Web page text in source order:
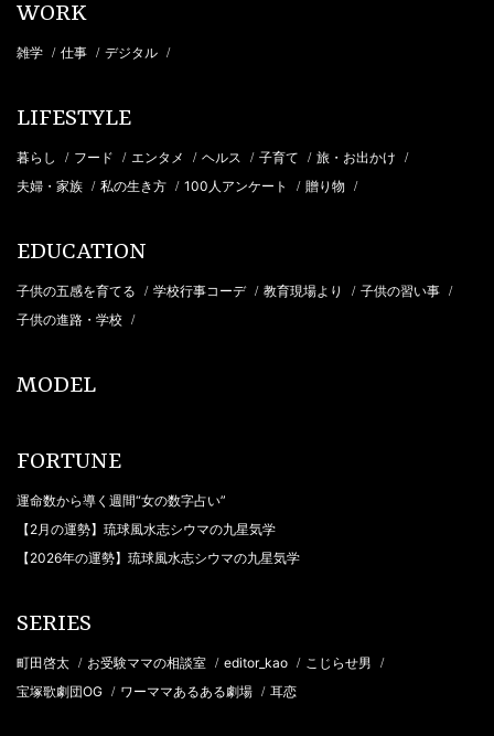
WORK
雑学 / 仕事 / デジタル /
LIFESTYLE
暮らし / フード / エンタメ / ヘルス / 子育て / 旅・お出かけ /
夫婦・家族 / 私の生き方 / 100人アンケート / 贈り物 /
EDUCATION
子供の五感を育てる / 学校行事コーデ / 教育現場より / 子供の習い事 /
子供の進路・学校 /
MODEL
FORTUNE
運命数から導く週間“女の数字占い”
【2月の運勢】琉球風水志シウマの九星気学
【2026年の運勢】琉球風水志シウマの九星気学
SERIES
町田啓太 / お受験ママの相談室 / editor_kao / こじらせ男 /
宝塚歌劇団OG / ワーママあるある劇場 / 耳恋